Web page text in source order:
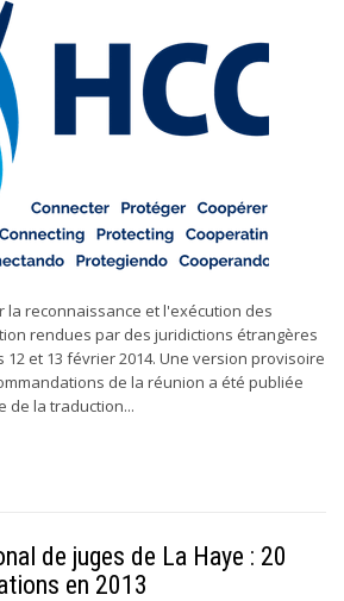
la reconnaissance et l'exécution des
rendues par des juridictions étrangères
12 et 13 février 2014. Une version provisoire
de la réunion a été publiée
de la traduction...
de juges de La Haye : 20
en 2013